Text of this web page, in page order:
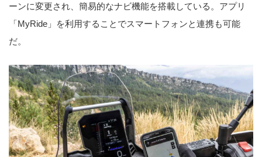
ーンに変更され、簡易的なナビ機能を搭載している。アプリ
「MyRide」を利用することでスマートフォンと連携も可能
だ。